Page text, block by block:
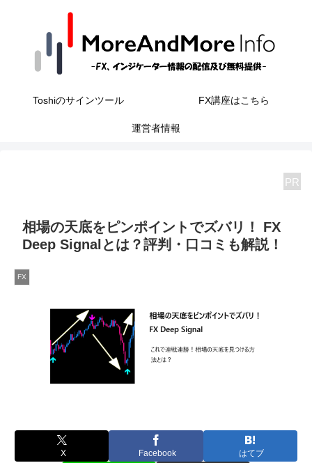
Toshiのサインツール FX講座はこちら
運営者情報
PR
相場の天底をピンポイントでズバリ！ FX
Deep Signalとは？評判・口コミも解説！
FX
X Facebook はてブ